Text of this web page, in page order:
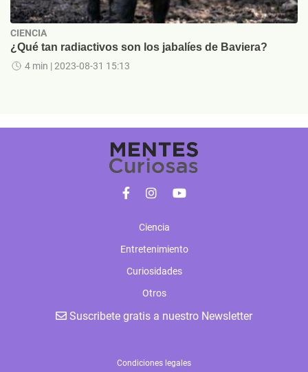
CIENCIA
¿Qué tan radiactivos son los jabalíes de Baviera?
4 min | 2023-08-31 15:13
Ciencia
Entretenimiento
Curiosidades
Otros
Suscribete gratis a nuestro Newsletter
Condiciones legales